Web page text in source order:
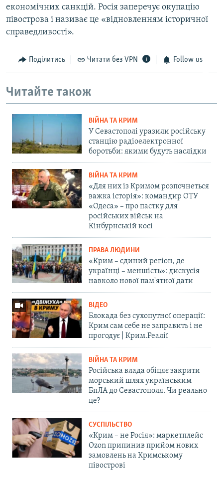
економічних санкцій. Росія заперечує окупацію
півострова і називає це «відновленням історичної
справедливості».
Поділитись Читати без VPN Follow us
Читайте також
ВІЙНА ТА КРИМ
У Севастополі уразили російську
станцію радіоелектронної
боротьби: якими будуть наслідки
ВІЙНА ТА КРИМ
«Для них із Кримом розпочнеться
важка історія»: командир ОТУ
«Одеса» – про пастку для
російських військ на
Кінбурнській косі
ПРАВА ЛЮДИНИ
«Крим – єдиний регіон, де
українці – меншість»: дискусія
навколо нової пам'ятної дати
ВІДЕО
Блокада без сухопутної операції:
Крим сам себе не заправить і не
прогодує | Крим.Реалії
ВІЙНА ТА КРИМ
Російська влада обіцяє закрити
морський шлях українським
БпЛА до Севастополя. Чи реально
це?
СУСПІЛЬСТВО
«Крим – не Росія»: маркетплейс
Ozon припинив прийом нових
замовлень на Кримському
півострові